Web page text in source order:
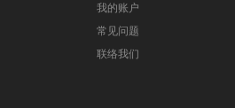
我的账户
常见问题
联络我们